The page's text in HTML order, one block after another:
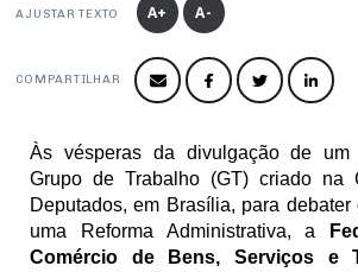
Afixação de preços e fiscalização
SENAC
Prêmio de Sustentabilidade
Conselho de Economia Empresarial e Política
Conselho Superior de Direito
Conselho de Serviços
Conselho de Relações Internacionais
Conselho de Sustentabilidade
AJUSTAR TEXTO A+ A-
COMPARTILHAR
Às vésperas da divulgação de um
Grupo de Trabalho (GT) criado na
Deputados, em Brasília, para
uma Reforma Administrativa, a
Comércio de Bens, Serviços e